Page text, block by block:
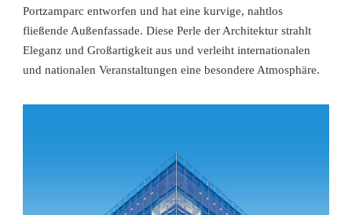
Portzamparc entworfen und hat eine kurvige, nahtlos
fließende Außenfassade. Diese Perle der Architektur strahlt
Eleganz und Großartigkeit aus und verleiht internationalen
und nationalen Veranstaltungen eine besondere Atmosphäre.